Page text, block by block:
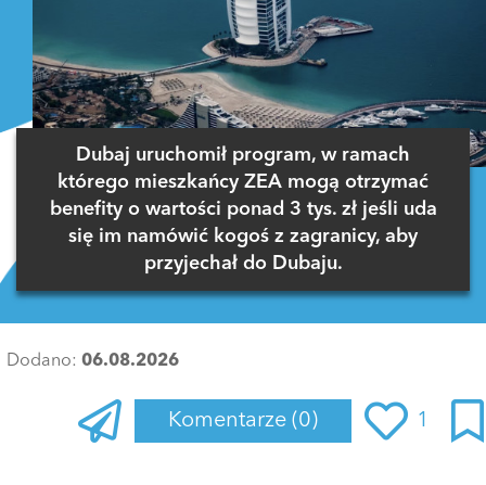
Dubaj uruchomił program, w ramach
którego mieszkańcy ZEA mogą otrzymać
benefity o wartości ponad 3 tys. zł jeśli uda
się im namówić kogoś z zagranicy, aby
przyjechał do Dubaju.
Dodano: 06.08.2026
Komentarze (0) 1